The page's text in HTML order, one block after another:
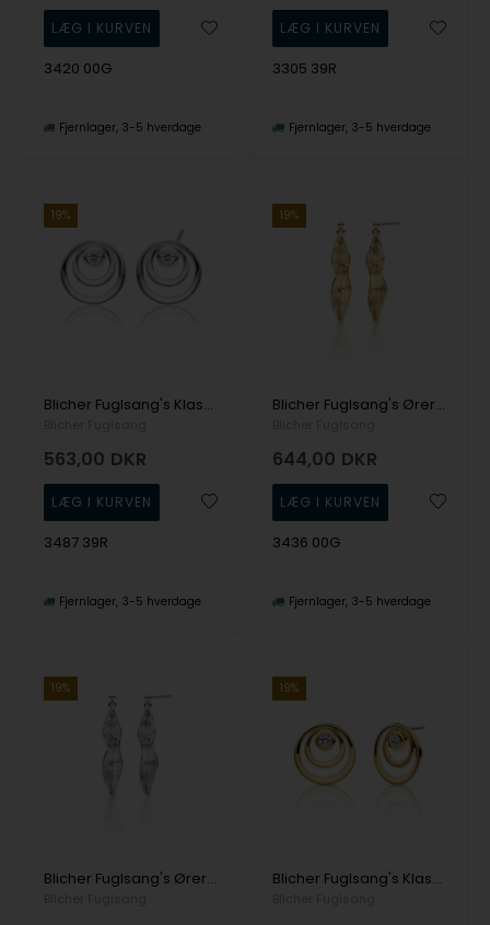
3420 00G
Fjernlager 3-5 hverdage
3305 39R
Fjernlager 3-5 hverdage
19%
Blicher Fuglsang's Klassiske øreringe i blank sølv med sten
563,00 DKR
3487 39R
Fjernlager 3-5 hverdage
19%
Blicher Fuglsang's Øreringe med fjer i guldbelagt sølv
644,00 DKR
3436 00G
Fjernlager 3-5 hverdage
19%
Blicher Fuglsang's Øreringe i sølv med fjer
19%
Blicher Fuglsang's Klassiske øreringe i blankt forgyldt sølv med sten